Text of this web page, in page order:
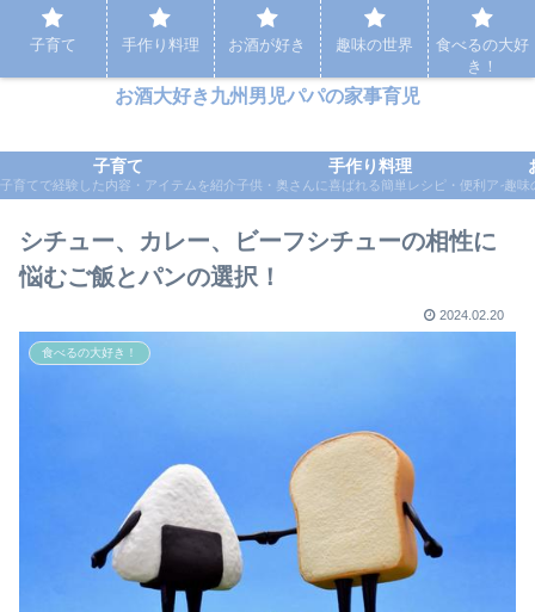
パパの家事育児など実体験をもとに応援するブログ
お酒大好き九州男児パパの家事育児
子育て
子育てで経験した内容・アイテムを紹介
手作り料理
子供・奥さんに喜ばれる簡単レシピ・便利アイテ
趣味
シチュー、カレー、ビーフシチューの相性に
悩むご飯とパンの選択！
2024.02.20
食べるの大好き！
子育て 手作り料理 お酒が好き 趣味の世界
食べるの大好
き！